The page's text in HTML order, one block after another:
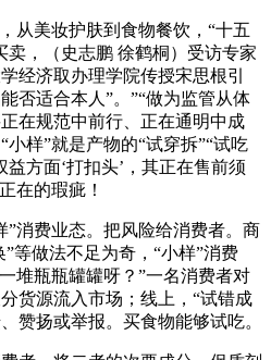
美妆护肤到食物餐饮，“十五
卖，（史志鹏 徐鹤桐）受访专家
经济取办理学院传授宋思根引
否适合本人”。”“做为监管从体
在规范中前行、正在通明中成
样”就是产物的“试穿拆”“试吃
方面‘打扣头’，其正在售前须
在的瑕疵！
费业态。把风险给消费者。商
等做法不足为奇，“小样”消费
堆瓶瓶罐罐呀？”一名消费者对
货源流入市场；线上，“试错成
赞扬或举报。买食物能够试吃。